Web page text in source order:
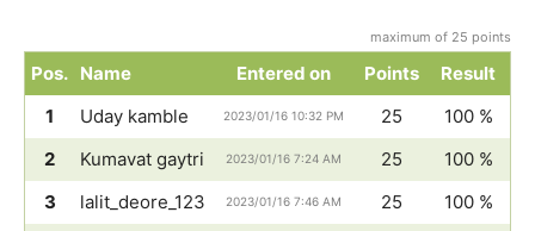
maximum of 25 points
Pos. Name Entered on Points
Result
1
Uday kamble 2023/01/16 10:32 PM 25
100 %
2
Kumavat gaytri 2023/01/16 7:24 AM 25
100 %
3
lalit_deore_123 2023/01/16 7:46 AM 25
100 %